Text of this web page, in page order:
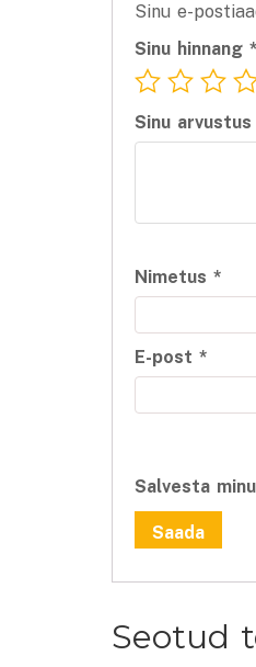
Sinu e-
Sinu hinnang *
Sinu arvustus
Nimetus *
E-post *
Salvesta
Seotud